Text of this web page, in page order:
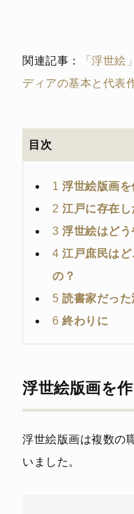
関連記事：
「浮世絵
ディアの基本と代表
目次
1 浮世絵版画
2 江戸に存在し
3 浮世絵はどう
4 江戸庶民は
の？
5 読書家だっ
6 終わりに
浮世絵版画を
浮世絵版画は複数の
いました。